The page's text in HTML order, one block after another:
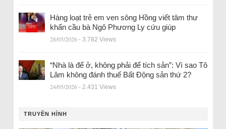
Hàng loạt trẻ em ven sông Hồng viết tâm thư
khẩn cầu bà Ngô Phương Ly cứu giúp
28/05/2026 - 3.782 Views
“Nhà là để ở, không phải để tích sản”: Vì sao Tô
Lâm không đánh thuế Bất Động sản thứ 2?
24/05/2026 - 2.431 Views
TRUYỀN HÌNH